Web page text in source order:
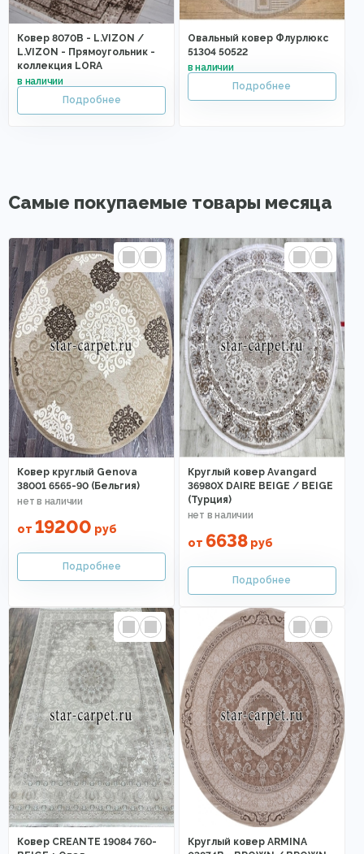
Ковер 8070B - L.VIZON /
L.VIZON - Прямоугольник -
коллекция LORA
Овальный ковер Флурлюкс
51304 50522
Самые покупаемые товары месяца
Ковер круглый Genova
38001 6565-90 (Бельгия)
от 19200 руб
Круглый ковер Avangard
36980X DAIRE BEIGE / BEIGE
(Турция)
от 6638руб
Ковер CREANTE 19084 760-
Круглый ковер ARMINA